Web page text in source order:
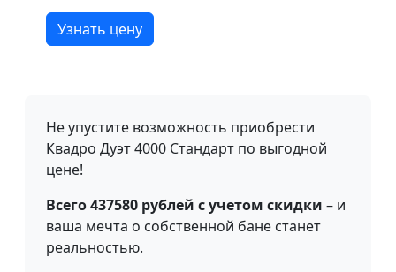
Узнать цену
Не упустите возможность приобрести
Квадро Дуэт 4000 Стандарт по выгодной
цене!
Всего 437580 рублей с учетом скидки – и
ваша мечта о собственной бане станет
реальностью.